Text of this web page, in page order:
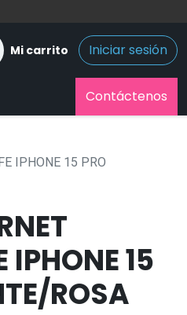
Mi carrito Iniciar sesión
Contáctenos
IPHONE 15 PRO
IPHONE 15
ROSA